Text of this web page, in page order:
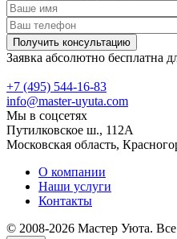
Заявка абсолютно бесплатна
+7 (495) 544-16-83
info@master-uyuta.com
Мы в соцсетях
Путилковское ш., 112А
Московская область,
О компании
Наши услуги
Контакты
© 2008-2026 Мастер Уюта.